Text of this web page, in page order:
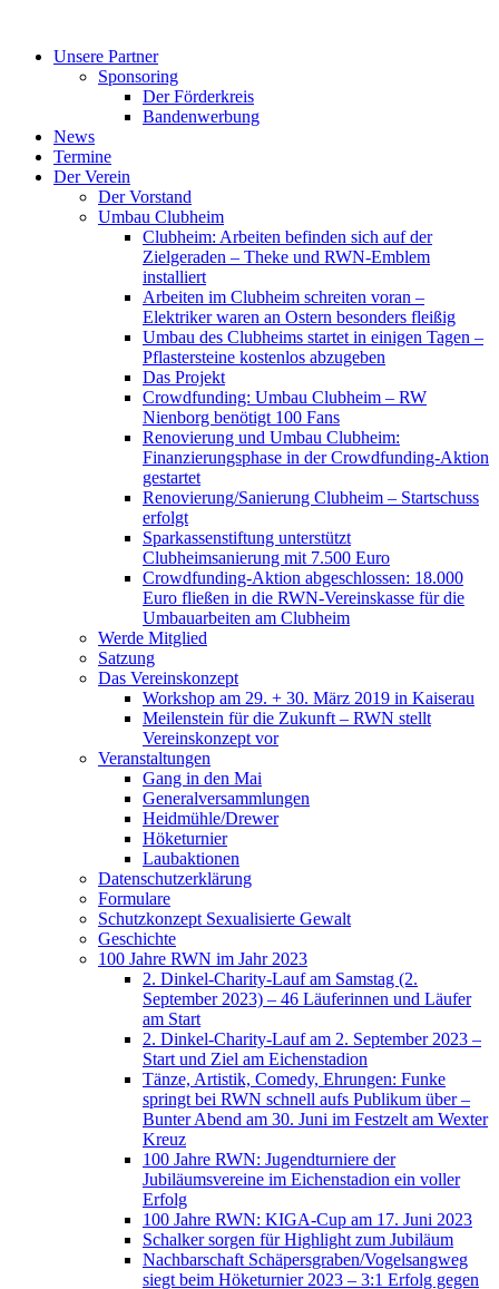
springenUnsere Partner
Sponsoring
Der Förderkreis
Bandenwerbung
News
Termine
Der Verein
Der Vorstand
Umbau Clubheim
Clubheim: Arbeiten befinden sich auf der
Zielgeraden – Theke und RWN-Emblem
installiert
Arbeiten im Clubheim schreiten voran –
Elektriker waren an Ostern besonders fleißig
Umbau des Clubheims startet in einigen Tagen –
Pflastersteine kostenlos abzugeben
Das Projekt
Crowdfunding: Umbau Clubheim – RW
Nienborg benötigt 100 Fans
Renovierung und Umbau Clubheim:
Finanzierungsphase in der Crowdfunding-Aktion
gestartet
Renovierung/Sanierung Clubheim – Startschuss
erfolgt
Sparkassenstiftung unterstützt
Clubheimsanierung mit 7.500 Euro
Crowdfunding-Aktion abgeschlossen: 18.000
Euro fließen in die RWN-Vereinskasse für die
Umbauarbeiten am Clubheim
Werde Mitglied
Satzung
Das Vereinskonzept
Workshop am 29. + 30. März 2019 in Kaiserau
Meilenstein für die Zukunft – RWN stellt
Vereinskonzept vor
Veranstaltungen
Gang in den Mai
Generalversammlungen
Heidmühle/Drewer
Höketurnier
Laubaktionen
Datenschutzerklärung
Formulare
Schutzkonzept Sexualisierte Gewalt
Geschichte
100 Jahre RWN im Jahr 2023
2. Dinkel-Charity-Lauf am Samstag (2.
September 2023) – 46 Läuferinnen und Läufer
am Start
2. Dinkel-Charity-Lauf am 2. September 2023 –
Start und Ziel am Eichenstadion
Tänze, Artistik, Comedy, Ehrungen: Funke
springt bei RWN schnell aufs Publikum über –
Bunter Abend am 30. Juni im Festzelt am Wexter
Kreuz
100 Jahre RWN: Jugendturniere der
Jubiläumsvereine im Eichenstadion ein voller
Erfolg
100 Jahre RWN: KIGA-Cup am 17. Juni 2023
Schalker sorgen für Highlight zum Jubiläum
Nachbarschaft Schäpersgraben/Vogelsangweg
siegt beim Höketurnier 2023 – 3:1 Erfolg gegen